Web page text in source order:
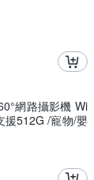
網路攝影機 Wi
援512G /寵物/嬰